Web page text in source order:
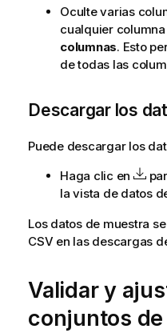
Oculte varias
cualquier
columnas. Esto
de todas las
Descargar los
Puede descargar los
Haga clic en
la vista de datos
Los datos de muestra
CSV en las descargas
Validar y
conjuntos